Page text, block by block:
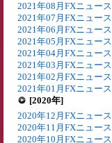
2021年08月FXニュース
2021年07月FXニュース
2021年06月FXニュース
2021年05月FXニュース
2021年04月FXニュース
2021年03月FXニュース
2021年02月FXニュース
2021年01月FXニュース
[2020年]
2020年12月FXニュース
2020年11月FXニュース
2020年10月FXニュース